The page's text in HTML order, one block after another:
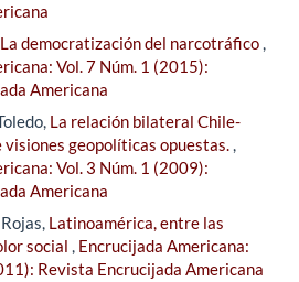
La democratización del narcotráfico,
Vol. 7 Núm. 1 (2015):
Americana
La relación bilateral Chile-
visiones geopolíticas opuestas.,
Vol. 3 Núm. 1 (2009):
Americana
Latinoamérica, entre las
social , Encrucijada Americana:
Revista Encrucijada Americana